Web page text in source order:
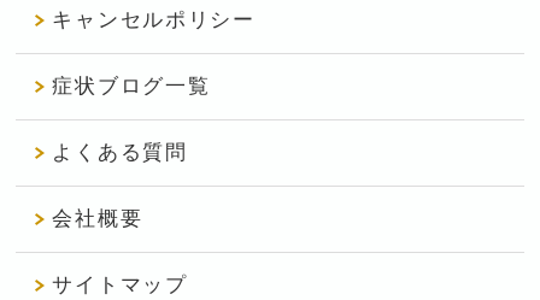
キャンセルポリシー
症状ブログ一覧
よくある質問
会社概要
サイトマップ